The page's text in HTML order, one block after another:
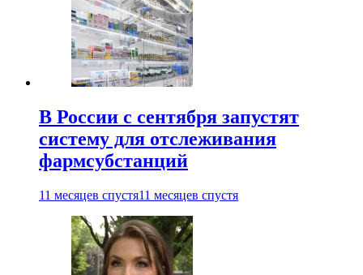
В России с сентября запустят
систему для отслеживания
фармсубстанций
11 месяцев спустя11 месяцев спустя